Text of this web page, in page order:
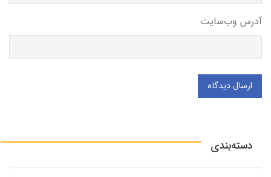
آدرس وب‌سایت
ارسال دیدگاه
دسته‌بندی